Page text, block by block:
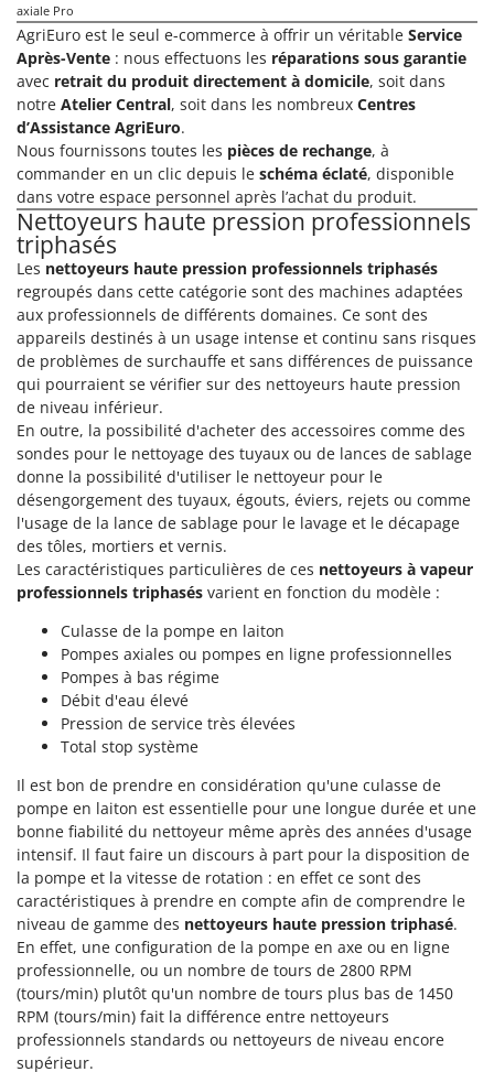
Ompagrill
Ooni
Oriental Koshin
Outdoorchef
P
Palazzetti
Palumbo Pavi
Partisani
Paterlini
Philips
Pramac
Prismafood
R
R.G.V.
Rato
Reber
Redback
Resto Italia
Ribimex
Ripartrak
Ritter
River Systems
Robomow
Rover Pompe
Royal Food
Ryobi
S
S.T.P.
Santos
Sbaraglia
Schnitzer
Seven Italy
axiale Pro
AgriEuro est le seul e-commerce à offrir un véritable Service
Après-Vente : nous effectuons les réparations sous garantie
avec retrait du produit directement à domicile, soit dans
notre Atelier Central, soit dans les nombreux Centres
d’Assistance AgriEuro.
Nous fournissons toutes les pièces de rechange, à
commander en un clic depuis le schéma éclaté, disponible
dans votre espace personnel après l’achat du produit.
Nettoyeurs haute pression professionnels
triphasés
Les nettoyeurs haute pression professionnels triphasés
regroupés dans cette catégorie sont des machines adaptées
aux professionnels de différents domaines. Ce sont des
appareils destinés à un usage intense et continu sans risques
de problèmes de surchauffe et sans différences de puissance
qui pourraient se vérifier sur des nettoyeurs haute pression
de niveau inférieur.
En outre, la possibilité d'acheter des accessoires comme des
sondes pour le nettoyage des tuyaux ou de lances de sablage
donne la possibilité d'utiliser le nettoyeur pour le
désengorgement des tuyaux, égouts, éviers, rejets ou comme
l'usage de la lance de sablage pour le lavage et le décapage
des tôles, mortiers et vernis.
Les caractéristiques particulières de ces nettoyeurs à vapeur
professionnels triphasés varient en fonction du modèle :
Culasse de la pompe en laiton
Pompes axiales ou pompes en ligne professionnelles
Pompes à bas régime
Débit d'eau élevé
Pression de service très élevées
Total stop système
Il est bon de prendre en considération qu'une culasse de
pompe en laiton est essentielle pour une longue durée et une
bonne fiabilité du nettoyeur même après des années d'usage
intensif. Il faut faire un discours à part pour la disposition de
la pompe et la vitesse de rotation : en effet ce sont des
caractéristiques à prendre en compte afin de comprendre le
niveau de gamme des nettoyeurs haute pression triphasé.
En effet, une configuration de la pompe en axe ou en ligne
professionnelle, ou un nombre de tours de 2800 RPM
(tours/min) plutôt qu'un nombre de tours plus bas de 1450
RPM (tours/min) fait la différence entre nettoyeurs
professionnels standards ou nettoyeurs de niveau encore
supérieur.